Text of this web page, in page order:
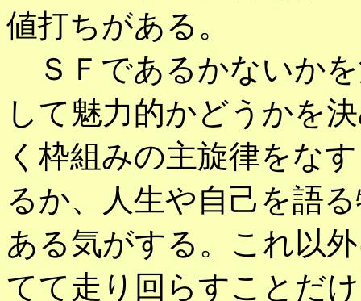
値打ちがある。
ＳＦであるかないか
して魅力的かどうかを
く枠組みの主旋律をな
るか、人生や自己を語
ある気がする。これ以
てて走り回らすことだ